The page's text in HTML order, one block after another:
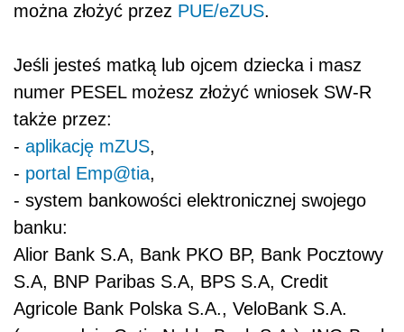
można złożyć przez PUE/eZUS.
Jeśli jesteś matką lub ojcem dziecka i masz
numer PESEL możesz złożyć wniosek SW-R
także przez:
- aplikację mZUS,
- portal Emp@tia,
- system bankowości elektronicznej swojego
banku:
Alior Bank S.A, Bank PKO BP, Bank Pocztowy
S.A, BNP Paribas S.A, BPS S.A, Credit
Agricole Bank Polska S.A., VeloBank S.A.